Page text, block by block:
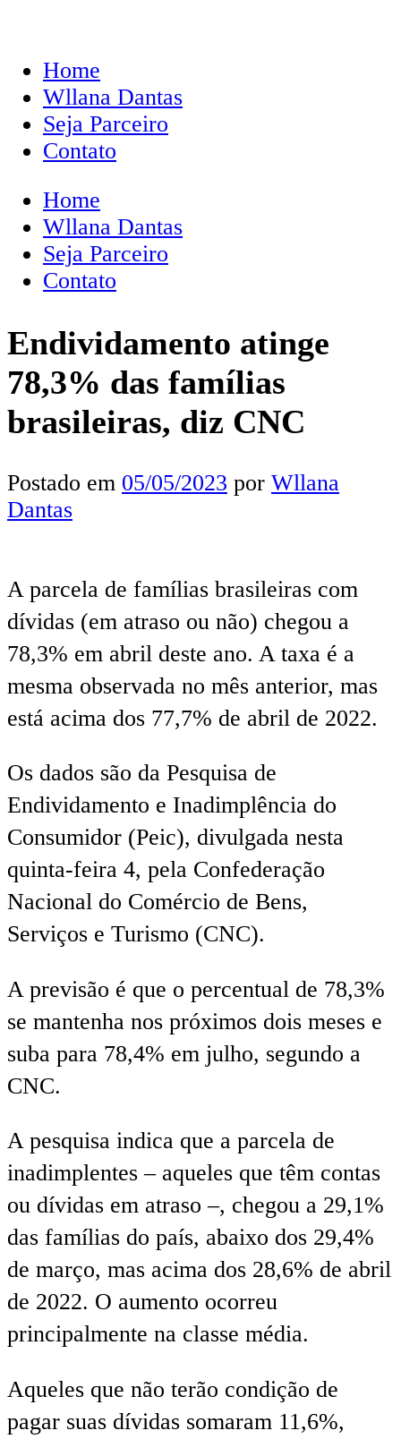
Home
Wllana Dantas
Seja Parceiro
Contato
Home
Wllana Dantas
Seja Parceiro
Contato
Endividamento atinge
78,3% das famílias
brasileiras, diz CNC
Postado em 05/05/2023 por Wllana
Dantas
A parcela de famílias brasileiras com
dívidas (em atraso ou não) chegou a
78,3% em abril deste ano. A taxa é a
mesma observada no mês anterior, mas
está acima dos 77,7% de abril de 2022.
Os dados são da Pesquisa de
Endividamento e Inadimplência do
Consumidor (Peic), divulgada nesta
quinta-feira 4, pela Confederação
Nacional do Comércio de Bens,
Serviços e Turismo (CNC).
A previsão é que o percentual de 78,3%
se mantenha nos próximos dois meses e
suba para 78,4% em julho, segundo a
CNC.
A pesquisa indica que a parcela de
inadimplentes – aqueles que têm contas
ou dívidas em atraso –, chegou a 29,1%
das famílias do país, abaixo dos 29,4%
de março, mas acima dos 28,6% de abril
de 2022. O aumento ocorreu
principalmente na classe média.
Aqueles que não terão condição de
pagar suas dívidas somaram 11,6%,